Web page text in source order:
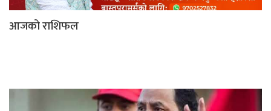
आजको राशिफल